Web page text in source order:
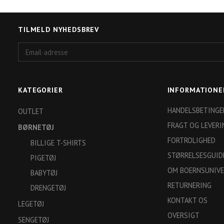
TILMELD NYHEDSBREV
adresse
KATEGORIER
OUTLET
BØRNETØJ
BILLIGE T-SHIRTS
PIGETØJ
BABYTØJ
DRENGETØJ
LEGETØJ
SENGETØJ
FRAGT OG
FORTROLIGHED
OM
RETURNERING
KONTAKT OS
OVERSIGT